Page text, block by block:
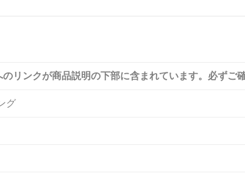
リンクが商品説明の下部に含まれています。必ずご
グ